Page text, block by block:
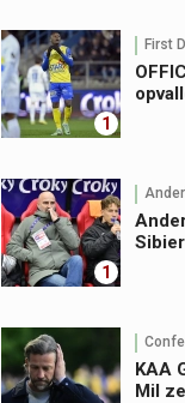
1
First
1
KAA
Mil